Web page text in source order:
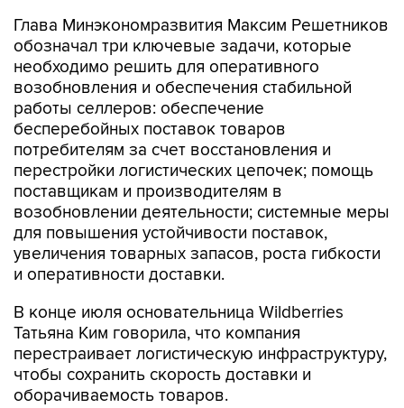
Глава Минэкономразвития Максим Решетников
обозначал три ключевые задачи, которые
необходимо решить для оперативного
возобновления и обеспечения стабильной
работы селлеров: обеспечение
бесперебойных поставок товаров
потребителям за счет восстановления и
перестройки логистических цепочек; помощь
поставщикам и производителям в
возобновлении деятельности; системные меры
для повышения устойчивости поставок,
увеличения товарных запасов, роста гибкости
и оперативности доставки.
В конце июля основательница Wildberries
Татьяна Ким говорила, что компания
перестраивает логистическую инфраструктуру,
чтобы сохранить скорость доставки и
оборачиваемость товаров.